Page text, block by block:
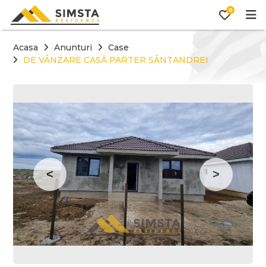
0
Acasa Anunturi
Case
DE VÂNZARE CASĂ PARTER SÂNTANDREI